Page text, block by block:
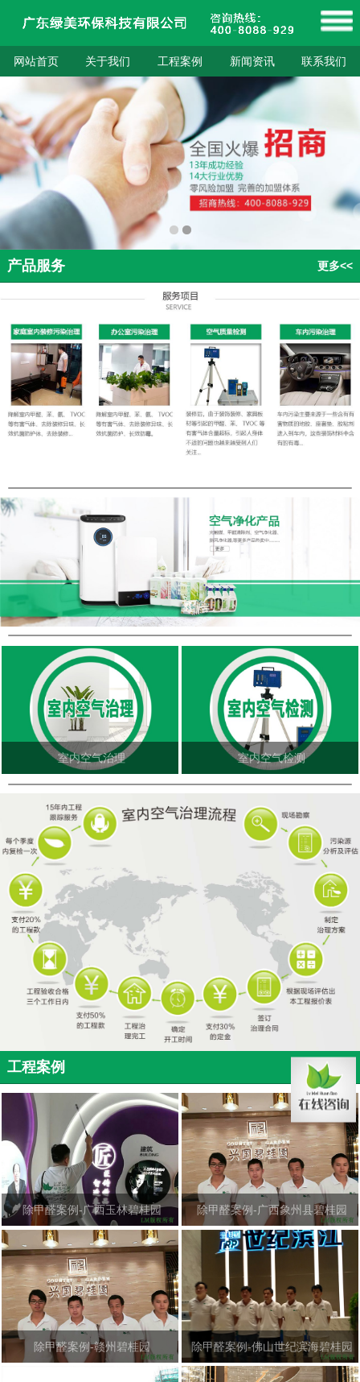
网站首页 关于我们 工程案例 新闻资讯 联系我们
产品服务 更多<<
室内空气治理 室内空气检测
工程案例 更多<<
除甲醛案例-广西玉林碧桂园 除甲醛案例-广西象州县碧桂园
除甲醛案例-赣州碧桂园 除甲醛案例-佛山世纪滨海碧桂园